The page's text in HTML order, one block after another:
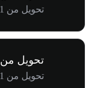
تحويل من 1 ASMLON إلى ع.د2.21M
تحويل من ASMLON إلى TWD
تحويل من 1 ASMLON إلى NT$54.57K